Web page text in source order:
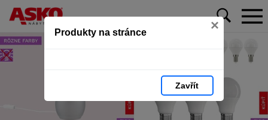
Produkty na stránce ×
Zavřít